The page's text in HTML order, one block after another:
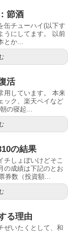
節酒
缶チューハイ(以下す
うにしてます。 以前
とか...
活
用しています。 本来
ック、楽天ペイなど
の寝起...
の結果
チしょぼいけどそこ
の成績は下記のとお
券数（投資額...
る理由
ぜいたくとして、和